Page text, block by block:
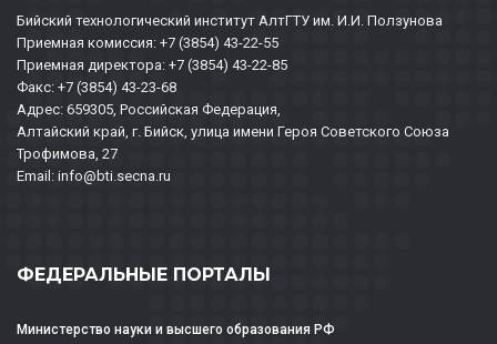
Бийский технологический институт АлтГТУ им. И.И. Ползунова
Приемная комиссия: +7 (3854) 43-22-55
Приемная директора: +7 (3854) 43-22-85
Факс: +7 (3854) 43-23-68
Адрес: 659305, Российская Федерация,
Алтайский край, г. Бийск, улица имени Героя Советского Союза
Трофимова, 27
Email: info@bti.secna.ru
ФЕДЕРАЛЬНЫЕ ПОРТАЛЫ
Министерство науки и высшего образования РФ